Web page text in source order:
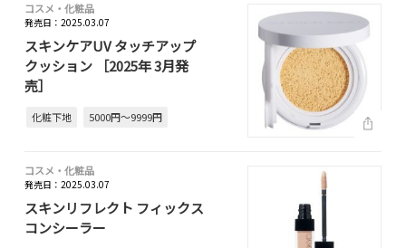
コスメ・化粧品
発売日：2025.03.07
スキンケアUV タッチアップ
クッション ［2025年 3月発
売］
化粧下地 5000円～9999円
コスメ・化粧品
発売日：2025.03.07
スキンリフレクト フィックス
コンシーラー